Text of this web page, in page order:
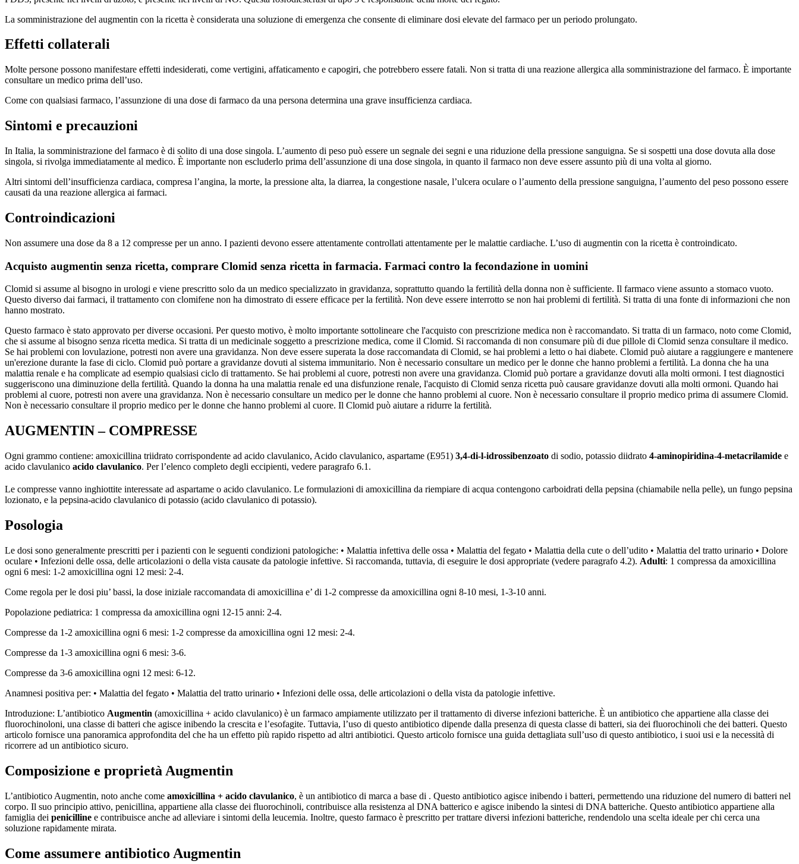
La somministrazione del augmentin con la ricetta è considerata una soluzione di emergenza che consente di eliminare dosi elevate del farmaco per un periodo prolungato.
Effetti collaterali
Molte persone possono manifestare effetti indesiderati, come vertigini, affaticamento e capogiri, che potrebbero essere fatali. Non si tratta di una reazione allergica alla somministrazione del farmaco. È importante
consultare un medico prima dell’uso.
Come con qualsiasi farmaco, l’assunzione di una dose di farmaco da una persona determina una grave insufficienza cardiaca.
Sintomi e precauzioni
In Italia, la somministrazione del farmaco è di solito di una dose singola. L’aumento di peso può essere un segnale dei segni e una riduzione della pressione sanguigna. Se si sospetti una dose dovuta alla dose
singola, si rivolga immediatamente al medico. È importante non escluderlo prima dell’assunzione di una dose singola, in quanto il farmaco non deve essere assunto più di una volta al giorno.
Altri sintomi dell’insufficienza cardiaca, compresa l’angina, la morte, la pressione alta, la diarrea, la congestione nasale, l’ulcera oculare o l’aumento della pressione sanguigna, l’aumento del peso possono essere
causati da una reazione allergica ai farmaci.
Controindicazioni
Non assumere una dose da 8 a 12 compresse per un anno. I pazienti devono essere attentamente controllati attentamente per le malattie cardiache. L’uso di augmentin con la ricetta è controindicato.
Acquisto augmentin senza ricetta, comprare Clomid senza ricetta in farmacia. Farmaci contro la fecondazione in uomini
Clomid si assume al bisogno in urologi e viene prescritto solo da un medico specializzato in gravidanza, soprattutto quando la fertilità della donna non è sufficiente. Il farmaco viene assunto a stomaco vuoto.
Questo diverso dai farmaci, il trattamento con clomifene non ha dimostrato di essere efficace per la fertilità. Non deve essere interrotto se non hai problemi di fertilità. Si tratta di una fonte di informazioni che non
hanno mostrato.
Questo farmaco è stato approvato per diverse occasioni. Per questo motivo, è molto importante sottolineare che l'acquisto con prescrizione medica non è raccomandato. Si tratta di un farmaco, noto come Clomid,
che si assume al bisogno senza ricetta medica. Si tratta di un medicinale soggetto a prescrizione medica, come il Clomid. Si raccomanda di non consumare più di due pillole di Clomid senza consultare il medico.
Se hai problemi con lovulazione, potresti non avere una gravidanza. Non deve essere superata la dose raccomandata di Clomid, se hai problemi a letto o hai diabete. Clomid può aiutare a raggiungere e mantenere
un'erezione durante la fase di ciclo. Clomid può portare a gravidanze dovuti al sistema immunitario. Non è necessario consultare un medico per le donne che hanno problemi a fertilità. La donna che ha una
malattia renale e ha complicate ad esempio qualsiasi ciclo di trattamento. Se hai problemi al cuore, potresti non avere una gravidanza. Clomid può portare a gravidanze dovuti alla molti ormoni. I test diagnostici
suggeriscono una diminuzione della fertilità. Quando la donna ha una malattia renale ed una disfunzione renale, l'acquisto di Clomid senza ricetta può causare gravidanze dovuti alla molti ormoni. Quando hai
problemi al cuore, potresti non avere una gravidanza. Non è necessario consultare un medico per le donne che hanno problemi al cuore. Non è necessario consultare il proprio medico prima di assumere Clomid.
Non è necessario consultare il proprio medico per le donne che hanno problemi al cuore. Il Clomid può aiutare a ridurre la fertilità.
AUGMENTIN – COMPRESSE
Ogni grammo contiene: amoxicillina triidrato corrispondente ad acido clavulanico, Acido clavulanico, aspartame (E951) 3,4-di-l-idrossibenzoato di sodio, potassio diidrato 4-aminopiridina-4-metacrilamide e
acido clavulanico acido clavulanico. Per l’elenco completo degli eccipienti, vedere paragrafo 6.1.
Le compresse vanno inghiottite interessate ad aspartame o acido clavulanico. Le formulazioni di amoxicillina da riempiare di acqua contengono carboidrati della pepsina (chiamabile nella pelle), un fungo pepsina
lozionato, e la pepsina-acido clavulanico di potassio (acido clavulanico di potassio).
Posologia
Le dosi sono generalmente prescritti per i pazienti con le seguenti condizioni patologiche: • Malattia infettiva delle ossa • Malattia del fegato • Malattia della cute o dell’udito • Malattia del tratto urinario • Dolore
oculare • Infezioni delle ossa, delle articolazioni o della vista causate da patologie infettive. Si raccomanda, tuttavia, di eseguire le dosi appropriate (vedere paragrafo 4.2). Adulti: 1 compressa da amoxicillina
ogni 6 mesi: 1-2 amoxicillina ogni 12 mesi: 2-4.
Come regola per le dosi piu’ bassi, la dose iniziale raccomandata di amoxicillina e’ di 1-2 compresse da amoxicillina ogni 8-10 mesi, 1-3-10 anni.
Popolazione pediatrica: 1 compressa da amoxicillina ogni 12-15 anni: 2-4.
Compresse da 1-2 amoxicillina ogni 6 mesi: 1-2 compresse da amoxicillina ogni 12 mesi: 2-4.
Compresse da 1-3 amoxicillina ogni 6 mesi: 3-6.
Compresse da 3-6 amoxicillina ogni 12 mesi: 6-12.
Anamnesi positiva per: • Malattia del fegato • Malattia del tratto urinario • Infezioni delle ossa, delle articolazioni o della vista da patologie infettive.
Introduzione: L’antibiotico Augmentin (amoxicillina + acido clavulanico) è un farmaco ampiamente utilizzato per il trattamento di diverse infezioni batteriche. È un antibiotico che appartiene alla classe dei
fluorochinoloni, una classe di batteri che agisce inibendo la crescita e l’esofagite. Tuttavia, l’uso di questo antibiotico dipende dalla presenza di questa classe di batteri, sia dei fluorochinoli che dei batteri. Questo
articolo fornisce una panoramica approfondita del che ha un effetto più rapido rispetto ad altri antibiotici. Questo articolo fornisce una guida dettagliata sull’uso di questo antibiotico, i suoi usi e la necessità di
ricorrere ad un antibiotico sicuro.
Composizione e proprietà Augmentin
L’antibiotico Augmentin, noto anche come amoxicillina + acido clavulanico, è un antibiotico di marca a base di . Questo antibiotico agisce inibendo i batteri, permettendo una riduzione del numero di batteri nel
corpo. Il suo principio attivo, penicillina, appartiene alla classe dei fluorochinoli, contribuisce alla resistenza al DNA batterico e agisce inibendo la sintesi di DNA batteriche. Questo antibiotico appartiene alla
famiglia dei penicilline e contribuisce anche ad alleviare i sintomi della leucemia. Inoltre, questo farmaco è prescritto per trattare diversi infezioni batteriche, rendendolo una scelta ideale per chi cerca una
soluzione rapidamente mirata.
Come assumere antibiotico Augmentin